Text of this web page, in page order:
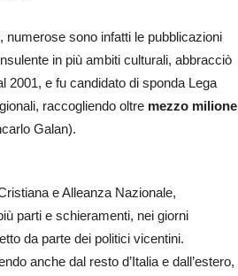
sono infatti le pubblicazioni
in più ambiti culturali, abbracciò
2001, e fu candidato di sponda Lega
raccogliendo oltre mezzo milione
Galan).
e Alleanza Nazionale,
parti e schieramenti, nei giorni
da parte dei politici vicentini.
anche dal resto d’Italia e dall’estero,